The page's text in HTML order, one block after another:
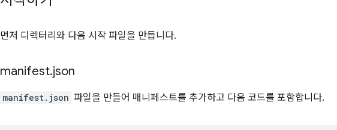
먼저 디렉터리와 다음 시작 파일을 만듭니다.
manifest.json
manifest.json 파일을 만들어 매니페스트를 추가하고 다음 코드를 포함합니다.